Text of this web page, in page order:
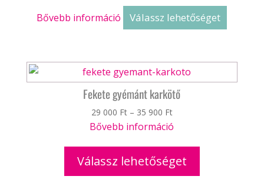
Bővebb információ Válassz lehetőséget
Fekete gyémánt karkötő
29 000 Ft – 35 900 FtÁrtartomány:
29
35
900 Ft
Bővebb információ
Válassz lehetőséget
terméknek